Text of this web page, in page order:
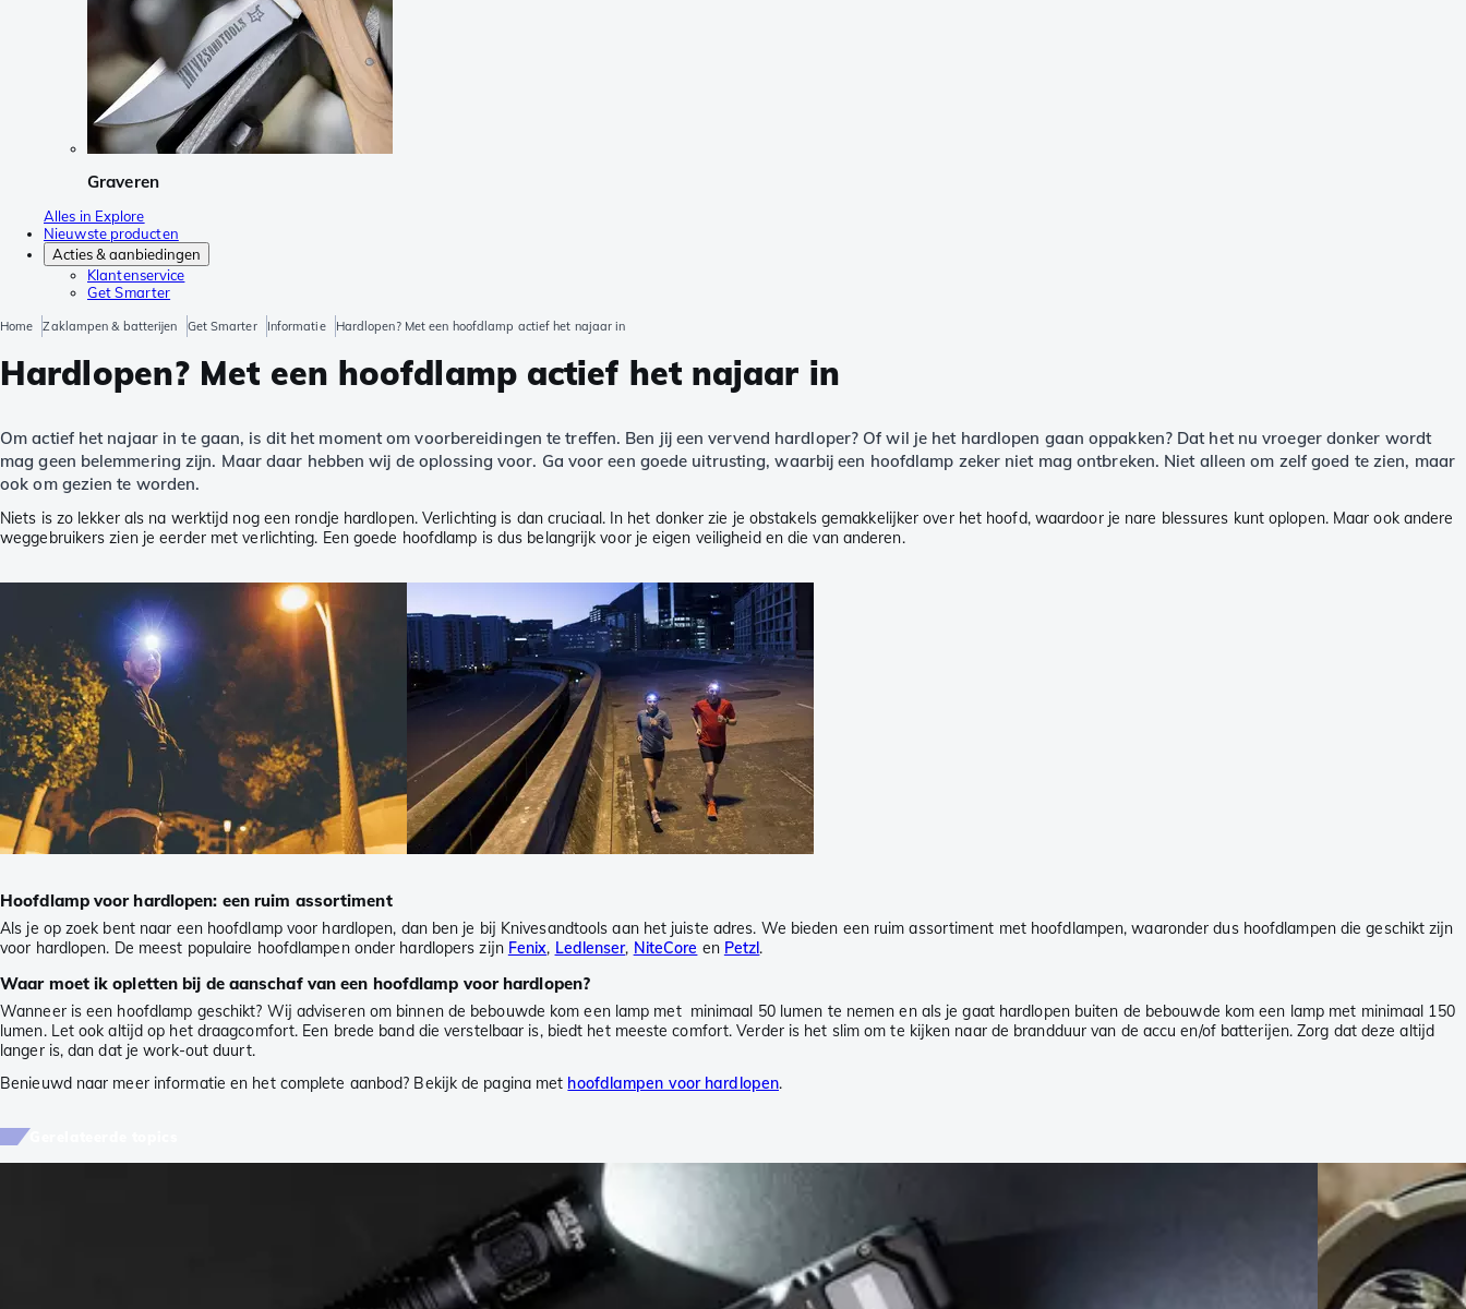
Graveren
Alles in Explore
Nieuwste producten
Acties & aanbiedingen
Klantenservice
Get Smarter
Home Zaklampen & batterijen Get Smarter Informatie Hardlopen? Met een hoofdlamp actief het najaar in
Hardlopen? Met een hoofdlamp actief het najaar in
Om actief het najaar in te gaan, is dit het moment om voorbereidingen te treffen. Ben jij een vervend hardloper? Of wil je het hardlopen gaan oppakken? Dat het nu vroeger donker wordt
mag geen belemmering zijn. Maar daar hebben wij de oplossing voor. Ga voor een goede uitrusting, waarbij een hoofdlamp zeker niet mag ontbreken. Niet alleen om zelf goed te zien, maar
ook om gezien te worden.
Niets is zo lekker als na werktijd nog een rondje hardlopen. Verlichting is dan cruciaal. In het donker zie je obstakels gemakkelijker over het hoofd, waardoor je nare blessures kunt oplopen. Maar ook andere
weggebruikers zien je eerder met verlichting. Een goede hoofdlamp is dus belangrijk voor je eigen veiligheid en die van anderen.
Hoofdlamp voor hardlopen: een ruim assortiment
Als je op zoek bent naar een hoofdlamp voor hardlopen, dan ben je bij Knivesandtools aan het juiste adres. We bieden een ruim assortiment met hoofdlampen, waaronder dus hoofdlampen die geschikt zijn
voor hardlopen. De meest populaire hoofdlampen onder hardlopers zijn Fenix, Ledlenser, NiteCore en Petzl.
Waar moet ik opletten bij de aanschaf van een hoofdlamp voor hardlopen?
Wanneer is een hoofdlamp geschikt? Wij adviseren om binnen de bebouwde kom een lamp met minimaal 50 lumen te nemen en als je gaat hardlopen buiten de bebouwde kom een lamp met minimaal 150
lumen. Let ook altijd op het draagcomfort. Een brede band die verstelbaar is, biedt het meeste comfort. Verder is het slim om te kijken naar de brandduur van de accu en/of batterijen. Zorg dat deze altijd
langer is, dan dat je work-out duurt.
Benieuwd naar meer informatie en het complete aanbod? Bekijk de pagina met hoofdlampen voor hardlopen.